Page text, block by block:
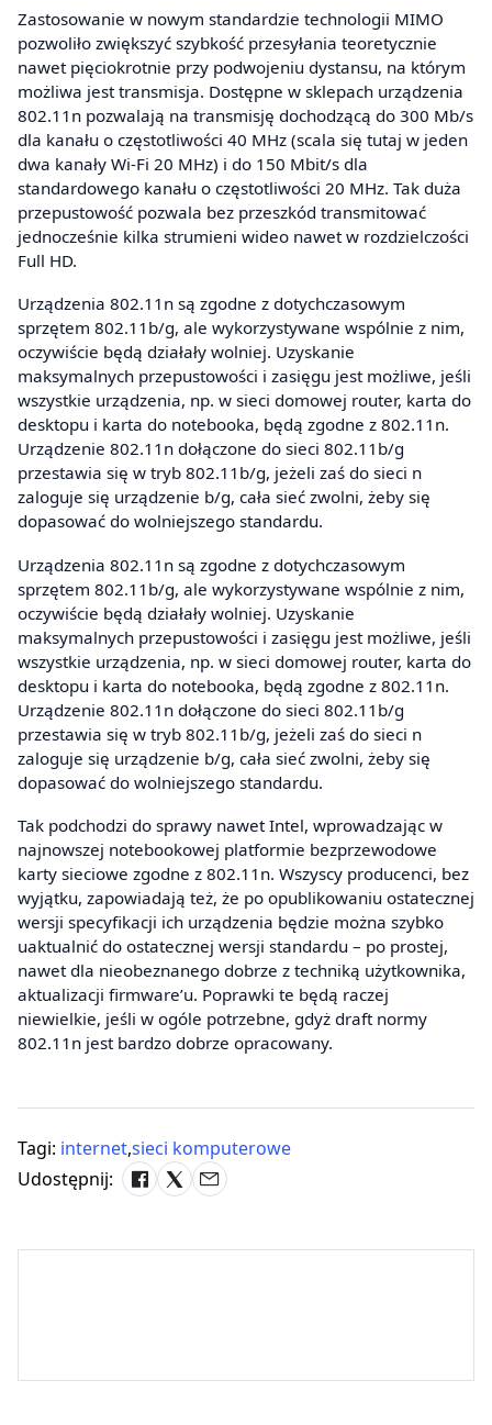
Zastosowanie w nowym standardzie technologii MIMO
pozwoliło zwiększyć szybkość przesyłania teoretycznie
nawet pięciokrotnie przy podwojeniu dystansu, na którym
możliwa jest transmisja. Dostępne w sklepach urządzenia
802.11n pozwalają na transmisję dochodzącą do 300 Mb/s
dla kanału o częstotliwości 40 MHz (scala się tutaj w jeden
dwa kanały Wi-Fi 20 MHz) i do 150 Mbit/s dla
standardowego kanału o częstotliwości 20 MHz. Tak duża
przepustowość pozwala bez przeszkód transmitować
jednocześnie kilka strumieni wideo nawet w rozdzielczości
Full HD.
Urządzenia 802.11n są zgodne z dotychczasowym
sprzętem 802.11b/g, ale wykorzystywane wspólnie z nim,
oczywiście będą działały wolniej. Uzyskanie
maksymalnych przepustowości i zasięgu jest możliwe, jeśli
wszystkie urządzenia, np. w sieci domowej router, karta do
desktopu i karta do notebooka, będą zgodne z 802.11n.
Urządzenie 802.11n dołączone do sieci 802.11b/g
przestawia się w tryb 802.11b/g, jeżeli zaś do sieci n
zaloguje się urządzenie b/g, cała sieć zwolni, żeby się
dopasować do wolniejszego standardu.
Urządzenia 802.11n są zgodne z dotychczasowym
sprzętem 802.11b/g, ale wykorzystywane wspólnie z nim,
oczywiście będą działały wolniej. Uzyskanie
maksymalnych przepustowości i zasięgu jest możliwe, jeśli
wszystkie urządzenia, np. w sieci domowej router, karta do
desktopu i karta do notebooka, będą zgodne z 802.11n.
Urządzenie 802.11n dołączone do sieci 802.11b/g
przestawia się w tryb 802.11b/g, jeżeli zaś do sieci n
zaloguje się urządzenie b/g, cała sieć zwolni, żeby się
dopasować do wolniejszego standardu.
Tak podchodzi do sprawy nawet Intel, wprowadzając w
najnowszej notebookowej platformie bezprzewodowe
karty sieciowe zgodne z 802.11n. Wszyscy producenci, bez
wyjątku, zapowiadają też, że po opublikowaniu ostatecznej
wersji specyfikacji ich urządzenia będzie można szybko
uaktualnić do ostatecznej wersji standardu – po prostej,
nawet dla nieobeznanego dobrze z techniką użytkownika,
aktualizacji firmware’u. Poprawki te będą raczej
niewielkie, jeśli w ogóle potrzebne, gdyż draft normy
802.11n jest bardzo dobrze opracowany.
Tagi: internet,sieci komputerowe
Udostępnij: